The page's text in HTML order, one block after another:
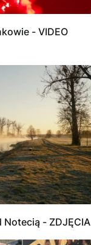
- VIDEO
Notecią - ZDJĘCIA